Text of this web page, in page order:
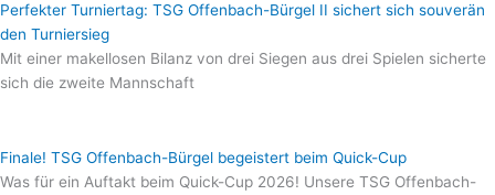
Perfekter Turniertag: TSG Offenbach-Bürgel II sichert sich souverän
den Turniersieg
Mit einer makellosen Bilanz von drei Siegen aus drei Spielen sicherte
sich die zweite Mannschaft
Finale! TSG Offenbach-Bürgel begeistert beim Quick-Cup
Was für ein Auftakt beim Quick-Cup 2026! Unsere TSG Offenbach-